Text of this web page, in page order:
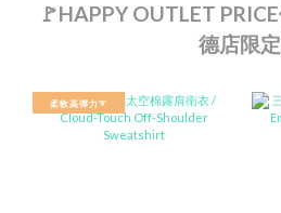
🚩HAPPY OUTLET
德店限
柔軟高彈力➰